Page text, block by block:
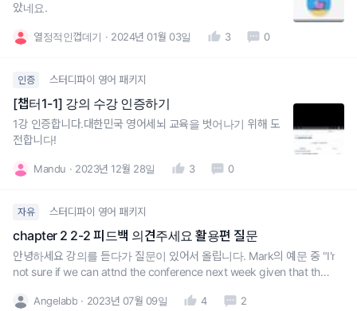
았네요.
열정적인껍데기 2024년 01월 03일 3 0
인증 스터디파이 영어 패키지
[챕터1-1] 강의 수강 인증하기
1강 인증합니다.대한민국 영어세뇌 교육을 벗어나기 위해 도
전합니다!
Mandu 2023년 12월 28일 3 0
자유 스터디파이 영어 패키지
chapter 2 2-2 피드백 의견주세요 활용편 질문
안녕하세요 강의를 듣다가 질문이 있어서 올립니다. Mark의 예문 중 "I'm
not sure if we can attnd the conference next week given that the c
hat과 given that의 미묘한 차이가 있을까요?[
Angelabb 2023년 07월 09일 4 2